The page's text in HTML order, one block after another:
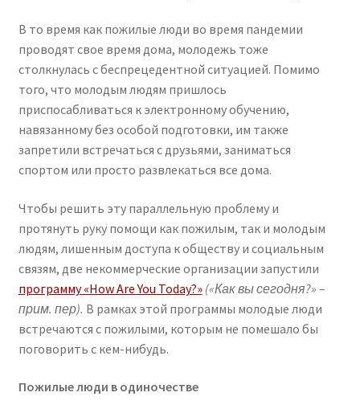
В то время как пожилые люди во время пандемии
проводят свое время дома, молодежь тоже
столкнулась с беспрецедентной ситуацией. Помимо
того, что молодым людям пришлось
приспосабливаться к электронному обучению,
навязанному без особой подготовки, им также
запретили встречаться с друзьями, заниматься
спортом или просто развлекаться все дома.
Чтобы решить эту параллельную проблему и
протянуть руку помощи как пожилым, так и молодым
людям, лишенным доступа к обществу и социальным
связям, две некоммерческие организации запустили
программу «How Are You Today?» («Как вы сегодня?» –
прим. пер). В рамках этой программы молодые люди
встречаются с пожилыми, которым не помешало бы
поговорить с кем-нибудь.
Пожилые люди в одиночестве